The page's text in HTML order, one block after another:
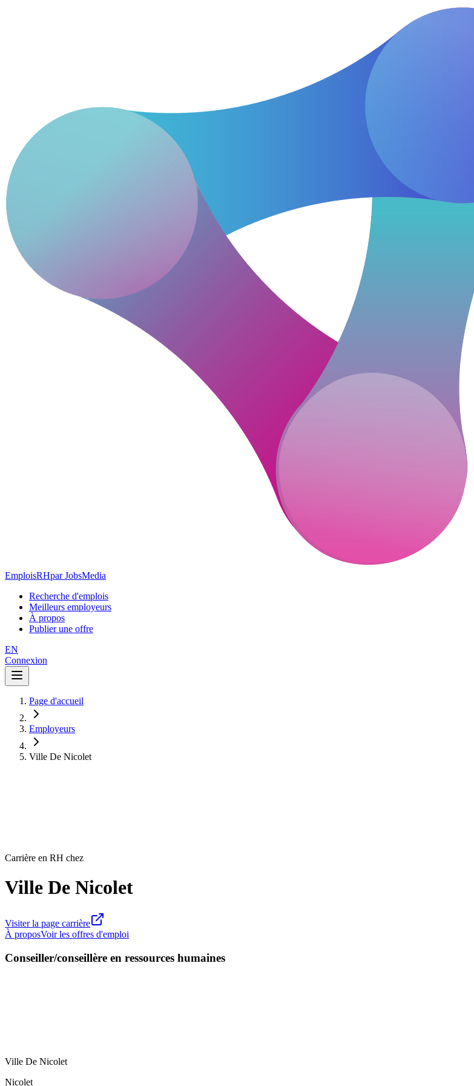
EmploisRHpar JobsMedia
Recherche d'emplois
Meilleurs employeurs
À propos
Publier une offre
EN
Connexion
Page d'accueil
Employeurs
Ville De Nicolet
Carrière en RH chez
Ville De Nicolet
Visiter la page carrière
À proposVoir les offres d'emploi
Conseiller/conseillère en ressources humaines
Ville De Nicolet
Nicolet